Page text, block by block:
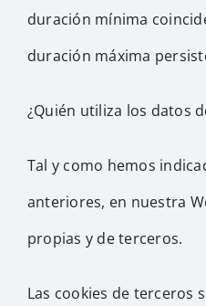
duración mínima
duración máxima
¿Quién utiliza los datos
Tal y como hemos
anteriores, en nuestra
propias y de terceros.
Las cookies de terceros